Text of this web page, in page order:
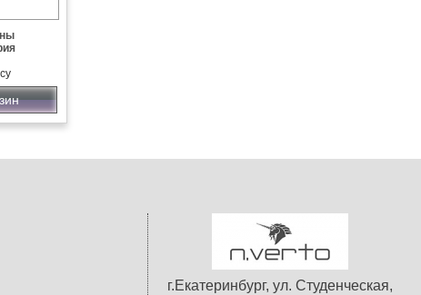
г.Екатеринбург, ул. Студенческая,